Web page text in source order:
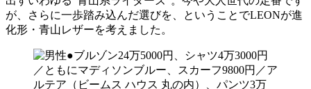
が、さらに一歩踏み込んだ選びを、ということでLEONが進
化形・青山レザーを考えました。